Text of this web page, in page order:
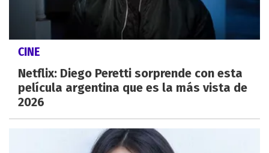
CINE
Netflix: Diego Peretti sorprende con esta
película argentina que es la más vista de
2026